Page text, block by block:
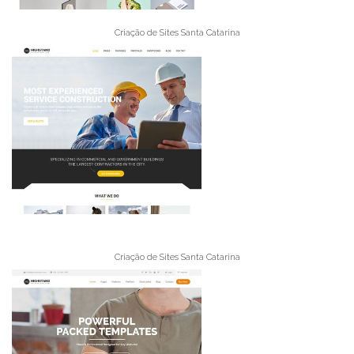
Criação de Sites Santa Catarina
Criação de Sites Santa Catarina